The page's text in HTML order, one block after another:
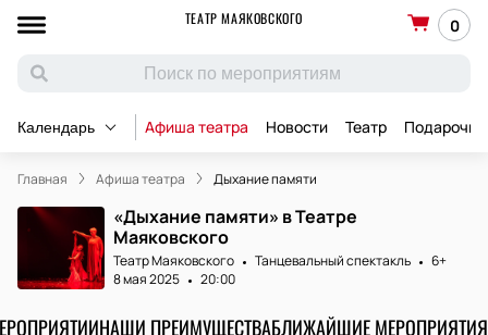
ТЕАТР МАЯКОВСКОГО 0
Календарь Афиша театра Новости Театр
Главная Афиша театра Дыхание памяти
«Дыхание памяти» в Театре
Маяковского
Театр Маяковского Танцевальный спектакль
6+
8 мая 2025
20:00
НАШИ ПРЕИМУЩЕСТВАБЛИЖАЙШИЕ МЕРОПРИЯТИЯ